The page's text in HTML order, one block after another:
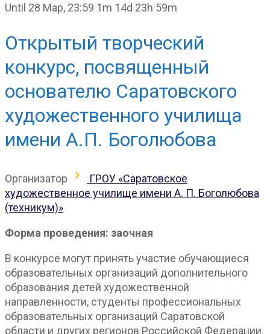
Until 28 Мар, 23:59 1m 14d 23h 59m
Открытый творческий
конкурс, посвященный
основателю Саратовского
художественного училища
имени А.П. Боголюбова
Организатор
ГРОУ «Саратовское
художественное училище имени А. П. Боголюбова
(техникум)»
Форма проведения: заочная
В конкурсе могут принять участие обучающиеся
образовательных организаций дополнительного
образования детей художественной
направленности, студенты профессиональных
образовательных организаций Саратовской
области и других регионов Российской Федерации